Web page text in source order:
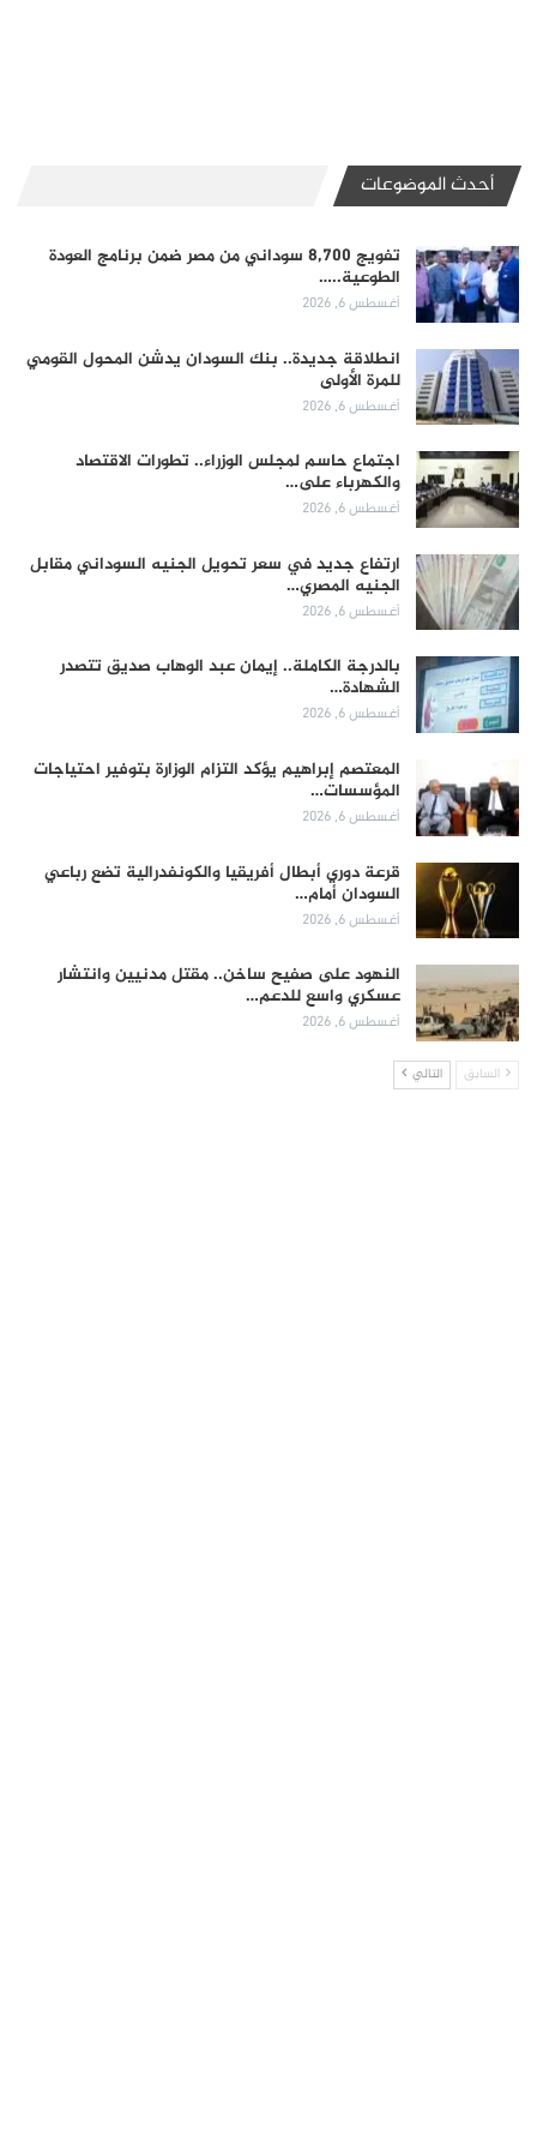
أحدث الموضوعات
تفويج 8,700 سوداني من مصر ضمن برنامج العودة
الطوعية..…
أغسطس 6, 2026
انطلاقة جديدة.. بنك السودان يدشن المحول القومي
للمرة الأولى
أغسطس 6, 2026
اجتماع حاسم لمجلس الوزراء.. تطورات الاقتصاد
والكهرباء على…
أغسطس 6, 2026
ارتفاع جديد في سعر تحويل الجنيه السوداني مقابل
الجنيه المصري…
أغسطس 6, 2026
بالدرجة الكاملة.. إيمان عبد الوهاب صديق تتصدر
الشهادة…
أغسطس 6, 2026
المعتصم إبراهيم يؤكد التزام الوزارة بتوفير احتياجات
المؤسسات…
أغسطس 6, 2026
قرعة دوري أبطال أفريقيا والكونفدرالية تضع رباعي
السودان أمام…
أغسطس 6, 2026
النهود على صفيح ساخن.. مقتل مدنيين وانتشار
عسكري واسع للدعم…
أغسطس 6, 2026
السابق التالي